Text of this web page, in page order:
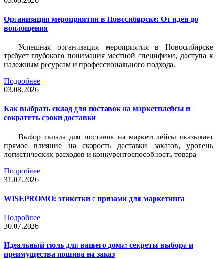
Организация мероприятий в Новосибирске: От идеи до
воплощения
Успешная организация мероприятия в Новосибирске
требует глубокого понимания местной специфики, доступа к
надежным ресурсам и профессионального подхода.
Подробнее
03.08.2026
Как выбрать склад для поставок на маркетплейсы и
сократить сроки доставки
Выбор склада для поставок на маркетплейсы оказывает
прямое влияние на скорость доставки заказов, уровень
логистических расходов и конкурентоспособность товара
Подробнее
31.07.2026
WISEPROMO: этикетки с призами для маркетинга
Подробнее
30.07.2026
Идеальный тюль для вашего дома: секреты выбора и
преимущества пошива на заказ